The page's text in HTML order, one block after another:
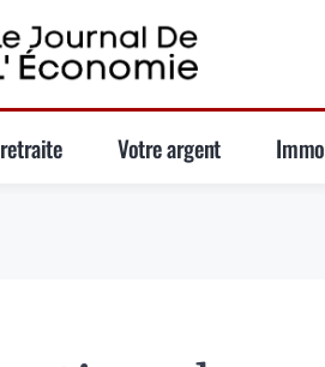
Votre argent Immo